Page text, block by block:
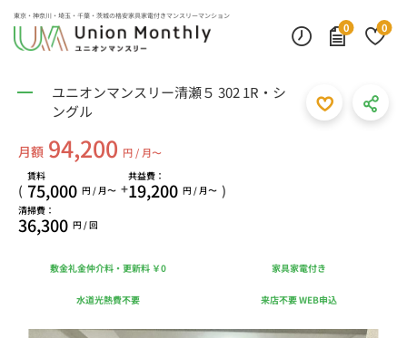
東京・神奈川・埼玉・千葉・茨城の格安家具家電付きマンスリーマンション
0
0
ユニオンマンスリー清瀬５ 302 1R・シ
ングル
月額 94,200 円 / 月〜
(
賃料
75,000 円 / 月〜 +
共益費：
19,200 円 / 月〜 )
清掃費：
36,300 円 / 回
敷金礼金仲介料・更新料 ￥0 家具家電付き
水道光熱費不要 来店不要 WEB申込